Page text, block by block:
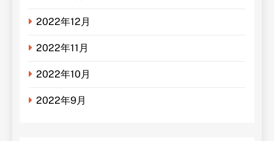
2022年12月
2022年11月
2022年10月
2022年9月